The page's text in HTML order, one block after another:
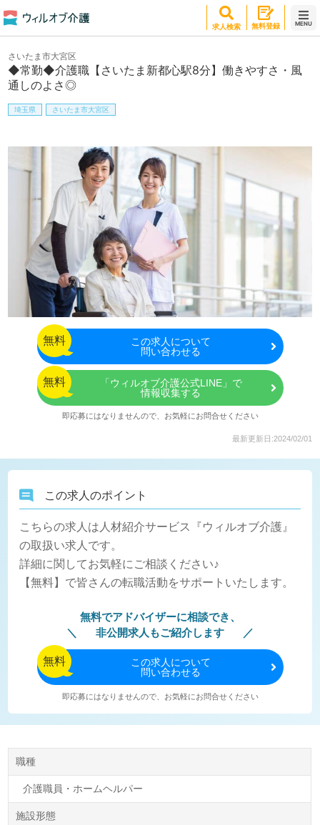
求人検索 無料登録 MENU
◆常勤◆介護職【さいたま新都心駅8分】働きやすさ・風
通しのよさ◎
さいたま市大宮区
埼玉県 さいたま市大宮区
無料 この求人について
問い合わせる
無料
「ウィルオブ介護公式LINE」で
情報収集する
即応募にはなりませんので、お気軽にお問合せください
最新更新日:2024/02/01
この求人のポイント
こちらの求人は人材紹介サービス『ウィルオブ介護』
の取扱い求人です。
詳細に関してお気軽にご相談ください♪
【無料】で皆さんの転職活動をサポートいたします。
無料でアドバイザーに相談でき、
非公開求人もご紹介します
無料 この求人について
問い合わせる
即応募にはなりませんので、お気軽にお問合せください
職種
介護職員・ホームヘルパー
施設形態